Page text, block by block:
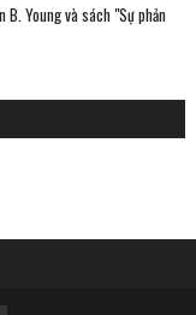
B. Young và sách "Sự phản